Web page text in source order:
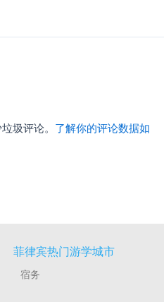
圾评论。 了解你的评论数据如
菲律宾热门游学城市
宿务